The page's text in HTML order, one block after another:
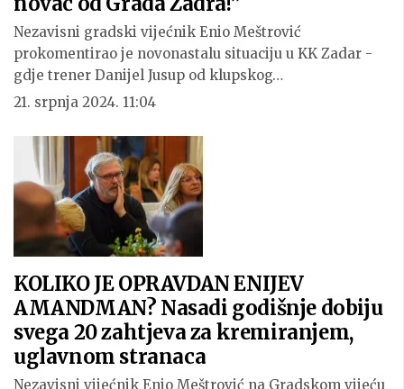
Nezavisni gradski vijećnik Enio Meštrović
prokomentirao je novonastalu situaciju u KK Zadar -
gdje trener Danijel Jusup od klupskog…
21. srpnja 2024. 11:04
KOLIKO JE OPRAVDAN ENIJEV
AMANDMAN? Nasadi godišnje dobiju
svega 20 zahtjeva za kremiranjem,
uglavnom stranaca
Nezavisni vijećnik Enio Meštrović na Gradskom vijeću